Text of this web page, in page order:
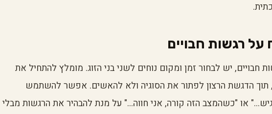
רגשות חבויים
חבויים, יש לבחור זמן ומקום נוחים לשני בני הזוג. מומלץ להתחיל את
תוך הדגשת הרצון לפתור את הסוגיה ולא להאשים. אפשר להשתמש
או "כשהמצב הזה קורה, אני חווה..." על מנת להבהיר את הרגשות מבלי